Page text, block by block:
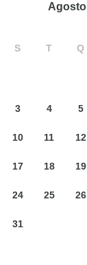
Agosto
S T Q
3 4 5
10 11 12
17 18 19
24 25 26
31